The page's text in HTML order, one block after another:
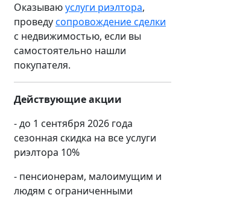
Оказываюуслуги риэлтора,
проведусопровождение сделки
с недвижимостью, если вы
самостоятельно нашли
покупателя.
Действующие акции
- до 1 сентября 2026 года
сезонная скидка на все услуги
риэлтора 10%
- пенсионерам, малоимущим и
людям с ограниченными